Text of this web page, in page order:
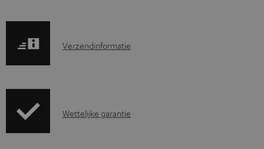
e
V
e
Verzendinformatie
G
Wettelijke garantie